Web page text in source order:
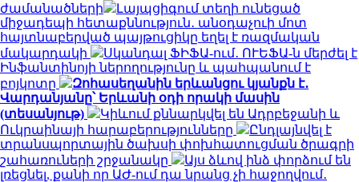
ժամանածների
Լայպցիգում տեղի ունեցած
միջադեպի հետաքննություն․ անօդաչուի մոտ
հայտնաբերված պայթուցիկը եղել է ռազմական
մակարդակի
Սկանդալ ՖԻՖԱ-ում․ ՈՒԵՖԱ-ն մերժել է
Ինֆանտինոյի ներողությունը և պահպանում է
բոյկոտը
Զոհասեղանին երևանցու կյանքն է․
Վարդանյանը՝ Երևանի օդի որակի մասին
(տեսանյութ)
Կիևում քննարկվել են Ադրբեջանի և
Ուկրաինայի հարաբերությունները
Ընդլայնվել է
տրանսպորտային ծախսի փոխհատուցման ծրագրի
շահառուների շրջանակը
Այս ձևով ինձ փորձում են
լռեցնել, քանի որ ԱԺ-ում դա նրանց չի հաջողվում․